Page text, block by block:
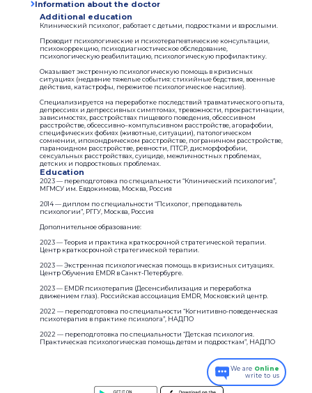
Information about the doctor
Additional education
Клинический психолог, работает с детьми, подростками и взрослыми.
Проводит психологические и психотерапевтические консультации,
психокоррекцию, психодиагностическое обследование,
психологическую реабилитацию, психологическую профилактику.
Оказывает экстренную психологическую помощь в кризисных
ситуациях (недавние тяжелые события: стихийные бедствия, военные
действия, катастрофы, пережитое психологическое насилие).
Специализируется на переработке последствий травматического опыта,
депрессиях и депрессивных симптомах, тревожности, прокрастинации,
зависимостях, расстройствах пищевого поведения, обсессивном
расстройстве, обсессивно–компульсивном расстройстве, агорафобии,
специфических фобиях (животные, ситуации), патологическом
сомнении, ипохондрическом расстройстве, пограничном расстройстве,
параноидном расстройстве, ревности, ПТСР, дисморфофобии,
сексуальных расстройствах, суициде, межличностных проблемах,
детских и подростковых проблемах.
Education
2023 — переподготовка по специальности “Клинический психология”,
МГМСУ им. Евдокимова, Москва, Россия
2014 — диплом по специальности “Психолог, преподаватель
психологии”, РГГУ, Москва, Россия
Дополнительное образование:
2023 — Теория и практика краткосрочной стратегической терапии.
Центр краткосрочной стратегической терапии.
2023 — Экстренная психологическая помощь в кризисных ситуациях.
Центр Обучения EMDR в Санкт-Петербурге.
2023 — EMDR психотерапия (Десенсибилизация и переработка
движением глаз). Российская ассоциация EMDR, Московский центр.
2022 — переподготовка по специальности “Когнитивно-поведенческая
психотерапия в практике психолога”, НАДПО
2022 — переподготовка по специальности “Детская психология.
Практическая психологическая помощь детям и подросткам”, НАДПО
We are Online
write to us